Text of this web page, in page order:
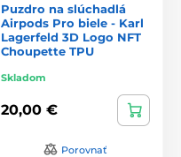
Puzdro na slúchadlá
Airpods Pro biele - Karl
Lagerfeld 3D Logo NFT
Choupette TPU
Skladom
20,00 €
Porovnať